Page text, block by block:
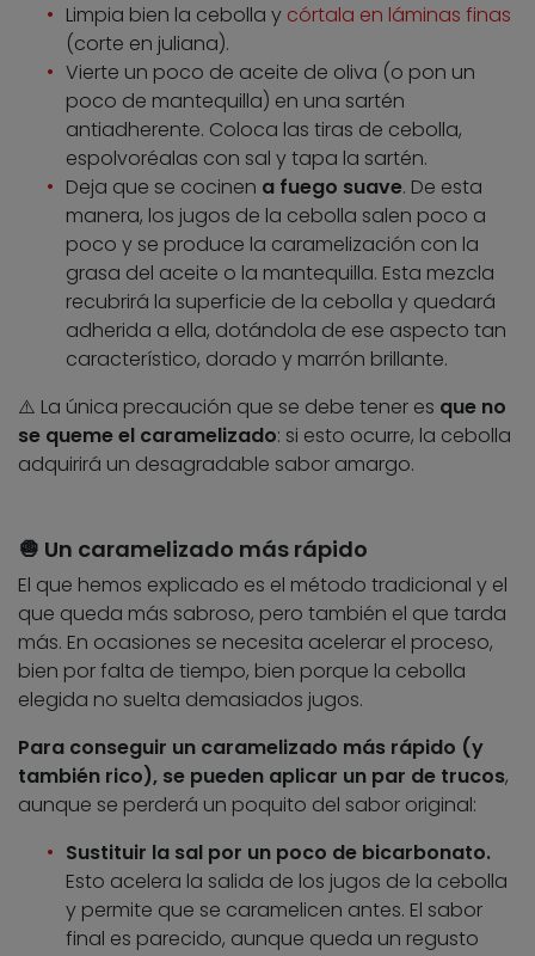
Limpia bien la cebolla y córtala en láminas finas
(corte en juliana).
Vierte un poco de aceite de oliva (o pon un
poco de mantequilla) en una sartén
antiadherente. Coloca las tiras de cebolla,
espolvoréalas con sal y tapa la sartén.
Deja que se cocinen a fuego suave. De esta
manera, los jugos de la cebolla salen poco a
poco y se produce la caramelización con la
grasa del aceite o la mantequilla. Esta mezcla
recubrirá la superficie de la cebolla y quedará
adherida a ella, dotándola de ese aspecto tan
característico, dorado y marrón brillante.
⚠️ La única precaución que se debe tener es que no
se queme el caramelizado: si esto ocurre, la cebolla
adquirirá un desagradable sabor amargo.
🧅 Un caramelizado más rápido
El que hemos explicado es el método tradicional y el
que queda más sabroso, pero también el que tarda
más. En ocasiones se necesita acelerar el proceso,
bien por falta de tiempo, bien porque la cebolla
elegida no suelta demasiados jugos.
Para conseguir un caramelizado más rápido (y
también rico), se pueden aplicar un par de trucos,
aunque se perderá un poquito del sabor original:
Sustituir la sal por un poco de bicarbonato.
Esto acelera la salida de los jugos de la cebolla
y permite que se caramelicen antes. El sabor
final es parecido, aunque queda un regusto